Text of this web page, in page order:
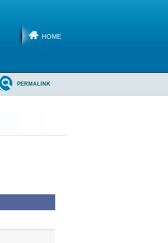
HOME
PERMALINK